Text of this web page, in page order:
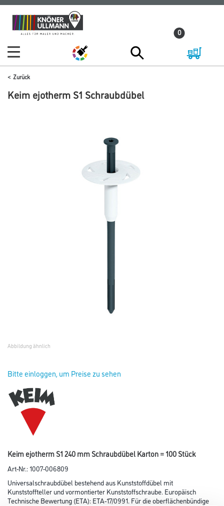
Zum
Inhalt
Zum
Navigationsmenü
0
Zurück
Keim ejotherm S1 Schraubdübel
Abbildung ähnlich
Bitte einloggen, um Preise zu sehen
Keim ejotherm S1 240 mm Schraubdübel Karton = 100 Stück
Art-Nr.:1007-006809
Universalschraubdübel bestehend aus Kunststoffdübel mit
Kunststoffteller und vormontierter Kunststoffschraube. Europäisch
Technische Bewertung (ETA): ETA-17/0991. Für die oberflächenbündige